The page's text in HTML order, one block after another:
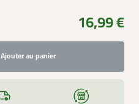
16,99 €
Ajouter au panier